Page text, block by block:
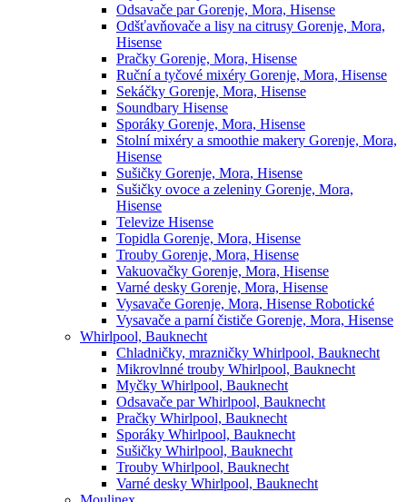
Odsavače par Gorenje, Mora, Hisense
Odšťavňovače a lisy na citrusy Gorenje, Mora,
Hisense
Pračky Gorenje, Mora, Hisense
Ruční a tyčové mixéry Gorenje, Mora, Hisense
Sekáčky Gorenje, Mora, Hisense
Soundbary Hisense
Sporáky Gorenje, Mora, Hisense
Stolní mixéry a smoothie makery Gorenje, Mora,
Hisense
Sušičky Gorenje, Mora, Hisense
Sušičky ovoce a zeleniny Gorenje, Mora,
Hisense
Televize Hisense
Topidla Gorenje, Mora, Hisense
Trouby Gorenje, Mora, Hisense
Vakuovačky Gorenje, Mora, Hisense
Varné desky Gorenje, Mora, Hisense
Vysavače Gorenje, Mora, Hisense Robotické
Vysavače a parní čističe Gorenje, Mora, Hisense
Whirlpool, Bauknecht
Chladničky, mrazničky Whirlpool, Bauknecht
Mikrovlnné trouby Whirlpool, Bauknecht
Myčky Whirlpool, Bauknecht
Odsavače par Whirlpool, Bauknecht
Pračky Whirlpool, Bauknecht
Sporáky Whirlpool, Bauknecht
Sušičky Whirlpool, Bauknecht
Trouby Whirlpool, Bauknecht
Varné desky Whirlpool, Bauknecht